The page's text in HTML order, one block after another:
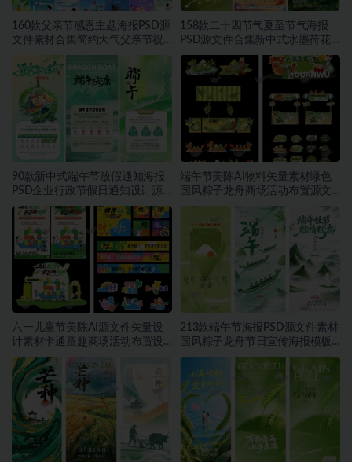
160款父亲节感恩主题海报PSD源
文件素材合集简约大气父亲节祝
福宣传设计素材~1559期
158款二十四节气夏至节气海报
PSD源文件合集新中式水墨荷花
二十四节气朋友圈宣传模板素材
~1553期
90款新中式端午节放假通知海报
PSD企业行政节假日通知设计源
文件素材~1552期
端午节美陈AI物料矢量素材绿色
国风粽子龙舟商场活动布置源文
件模板素材~1549期
六一儿童节美陈AI源文件矢量设
计素材卡通童趣商场活动布置设
计模板合集~1548期
213款端午节海报PSD源文件素材
国风粽子龙舟节日宣传海报模板
合集~1457期